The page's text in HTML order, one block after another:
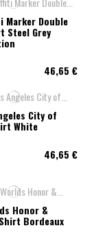
Marker Double
Steel Grey
46,65 €
City of
White
46,65 €
Honor &
Bordeaux